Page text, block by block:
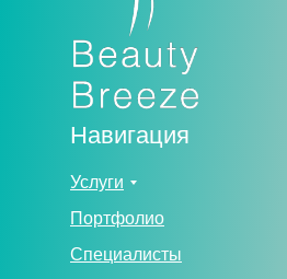
Навигация
Услуги
Портфолио
Специалисты